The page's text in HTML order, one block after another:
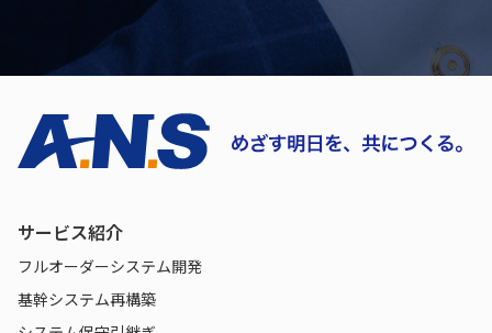
サービス紹介
フルオーダーシステム開発
基幹システム再構築